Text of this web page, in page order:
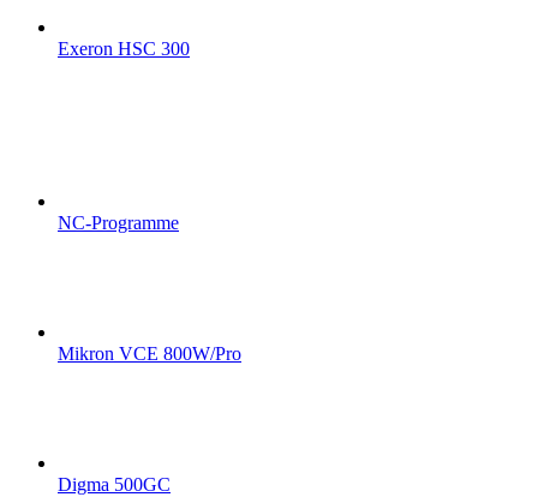
Exeron HSC 300
NC-Programme
Mikron VCE 800W/Pro
Digma 500GC